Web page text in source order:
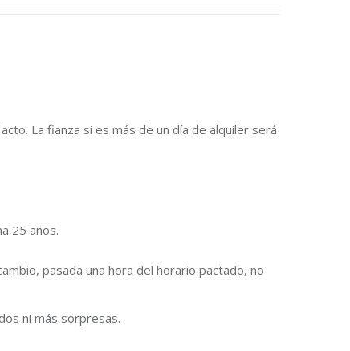
La fianza si es más de un día de alquiler será
25 años.
pasada una hora del horario pactado, no
ni más sorpresas.